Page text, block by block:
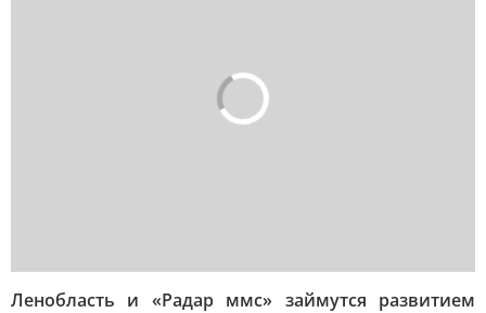
Ленобласть и «Радар ммс» займутся развитием